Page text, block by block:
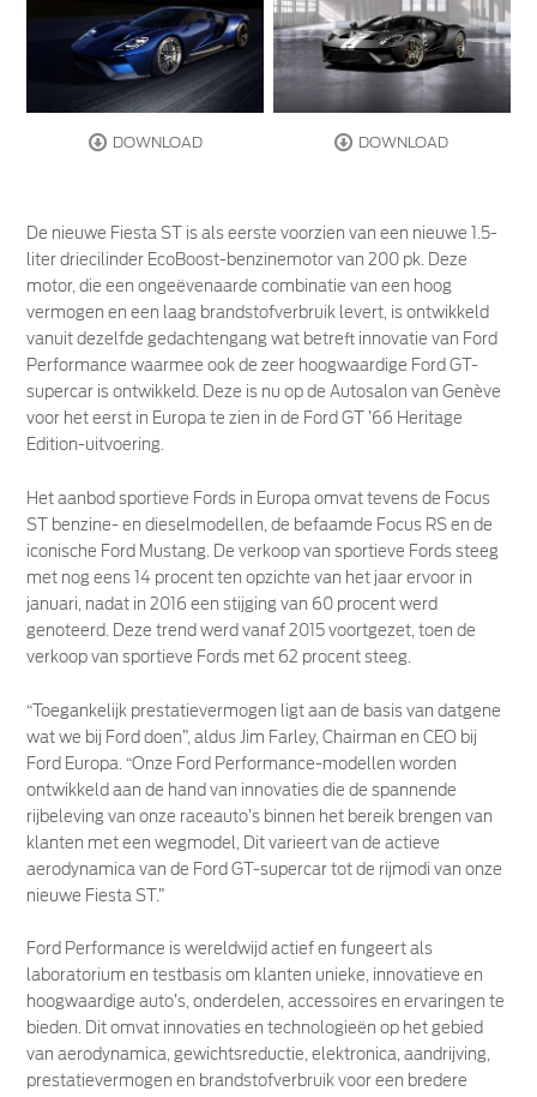
DOWNLOAD DOWNLOAD
De nieuwe Fiesta ST is als eerste voorzien van een nieuwe 1.5-
liter driecilinder EcoBoost-benzinemotor van 200 pk. Deze
motor, die een ongeëvenaarde combinatie van een hoog
vermogen en een laag brandstofverbruik levert, is ontwikkeld
vanuit dezelfde gedachtengang wat betreft innovatie van Ford
Performance waarmee ook de zeer hoogwaardige Ford GT-
supercar is ontwikkeld. Deze is nu op de Autosalon van Genève
voor het eerst in Europa te zien in de Ford GT ’66 Heritage
Edition-uitvoering.
Het aanbod sportieve Fords in Europa omvat tevens de Focus
ST benzine- en dieselmodellen, de befaamde Focus RS en de
iconische Ford Mustang. De verkoop van sportieve Fords steeg
met nog eens 14 procent ten opzichte van het jaar ervoor in
januari, nadat in 2016 een stijging van 60 procent werd
genoteerd. Deze trend werd vanaf 2015 voortgezet, toen de
verkoop van sportieve Fords met 62 procent steeg.
“Toegankelijk prestatievermogen ligt aan de basis van datgene
wat we bij Ford doen”, aldus Jim Farley, Chairman en CEO bij
Ford Europa. “Onze Ford Performance-modellen worden
ontwikkeld aan de hand van innovaties die de spannende
rijbeleving van onze raceauto’s binnen het bereik brengen van
klanten met een wegmodel, Dit varieert van de actieve
aerodynamica van de Ford GT-supercar tot de rijmodi van onze
nieuwe Fiesta ST.”
Ford Performance is wereldwijd actief en fungeert als
laboratorium en testbasis om klanten unieke, innovatieve en
hoogwaardige auto’s, onderdelen, accessoires en ervaringen te
bieden. Dit omvat innovaties en technologieën op het gebied
van aerodynamica, gewichtsreductie, elektronica, aandrijving,
prestatievermogen en brandstofverbruik voor een bredere